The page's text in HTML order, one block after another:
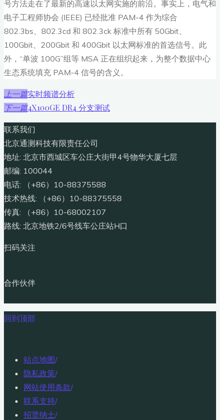
号方法走在了最新的高速以太网实施的前沿。事实上，电气和
电子工程师协会 (IEEE) 已经批准 PAM-4 作为综合
802.3bs、802.3cd 和 802.3ck 标准中所有 50Gbit、
100Gbit、200Gbit 和 400Gbit 以太网标准的首选信号。此
外，“单波 100G”组等 MSA 正在组织起来，为整个数据中心
生态系统填充 PAM-4 信号的含义。
上一篇实时频谱分析
下一篇4X100GE DR4 分支测试
联系我们
北京通测科技有限责任公司
地址: 北京市西城区车公庄大街甲4号物华大厦七层
邮编: 100044
电话: （+86）10-88375588
技术热线: （+86）10-88375558
传真: （+86）10-68002107
路线: 北京地铁2/6号线车公庄站H口
扫码关注
合作伙伴
回到顶部
站点地图/
隐私政策/
网站使用条款/
联系支持/
招贤纳士/